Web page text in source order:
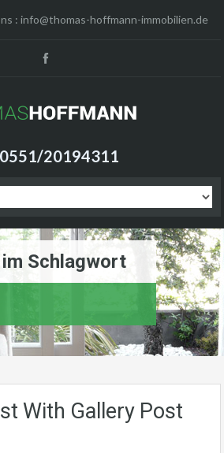
: info@thomas-hoffmann-immobilien.de
0551/20194311
Schlagwort
With Gallery Post